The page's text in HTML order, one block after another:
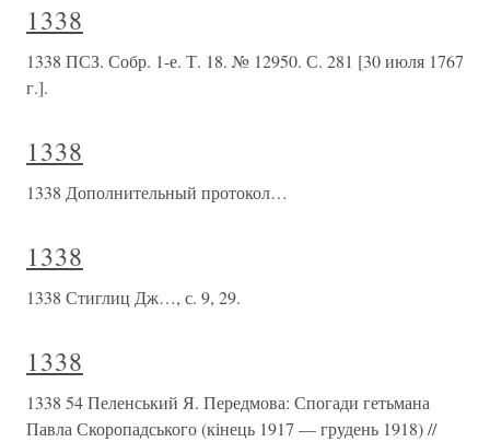
1338
1338 ПСЗ. Собр. 1-е. Т. 18. № 12950. С. 281 [30 июля 1767
г.].
1338
1338 Дополнительный протокол…
1338
1338 Стиглиц Дж…, с. 9, 29.
1338
1338 54 Пеленський Я. Передмова: Спогади гетьмана
Павла Скоропадського (кінець 1917 — грудень 1918) //